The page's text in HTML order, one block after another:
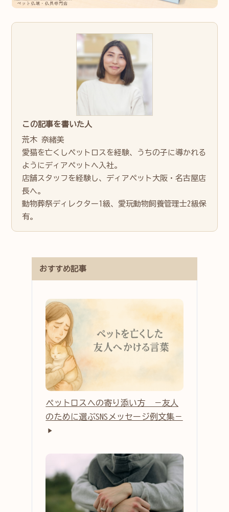
この記事を書いた人
荒木 奈緒美
愛猫を亡くしペットロスを経験、うちの子に導かれる
ようにディアペットへ入社。
店舗スタッフを経験し、ディアペット大阪・名古屋店
長へ。
動物葬祭ディレクター1級、愛玩動物飼養管理士2級保
有。
おすすめ記事
ペットロスへの寄り添い方 －友人
のために選ぶSNSメッセージ例文集－